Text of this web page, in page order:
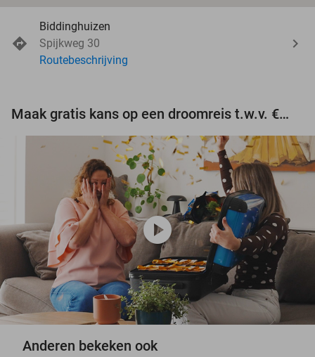
Biddinghuizen
Spijkweg 30
Routebeschrijving
Maak gratis kans op een droomreis t.w.v. €3.000!
play_circle
Anderen bekeken ook